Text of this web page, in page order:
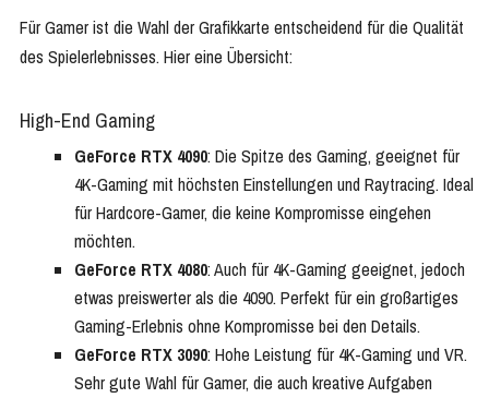
Für Gamer ist die Wahl der Grafikkarte entscheidend für die Qualität
des Spielerlebnisses. Hier eine Übersicht:
High-End Gaming
GeForce RTX 4090: Die Spitze des Gaming, geeignet für
4K-Gaming mit höchsten Einstellungen und Raytracing. Ideal
für Hardcore-Gamer, die keine Kompromisse eingehen
möchten.
GeForce RTX 4080: Auch für 4K-Gaming geeignet, jedoch
etwas preiswerter als die 4090. Perfekt für ein großartiges
Gaming-Erlebnis ohne Kompromisse bei den Details.
GeForce RTX 3090: Hohe Leistung für 4K-Gaming und VR.
Sehr gute Wahl für Gamer, die auch kreative Aufgaben